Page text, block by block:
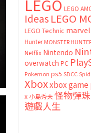
LEGO LEGO
Ideas LEGO
LEGO Technic marvel
Hunter MONSTER
Netflix Nintendo
overwatch PC
Pokemon ps5 SDCC
Xboxxbox game
x 小島秀夫怪物彈珠
遊戲人生